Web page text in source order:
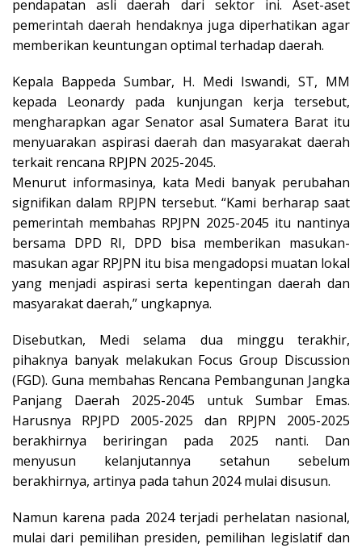
pendapatan asli daerah dari sektor ini. Aset-aset
pemerintah daerah hendaknya juga diperhatikan agar
memberikan keuntungan optimal terhadap daerah.
Kepala Bappeda Sumbar, H. Medi Iswandi, ST, MM
kepada Leonardy pada kunjungan kerja tersebut,
mengharapkan agar Senator asal Sumatera Barat itu
menyuarakan aspirasi daerah dan masyarakat daerah
terkait rencana RPJPN 2025-2045.
Menurut informasinya, kata Medi banyak perubahan
signifikan dalam RPJPN tersebut. “Kami berharap saat
pemerintah membahas RPJPN 2025-2045 itu nantinya
bersama DPD RI, DPD bisa memberikan masukan-
masukan agar RPJPN itu bisa mengadopsi muatan lokal
yang menjadi aspirasi serta kepentingan daerah dan
masyarakat daerah,” ungkapnya.
Disebutkan, Medi selama dua minggu terakhir,
pihaknya banyak melakukan Focus Group Discussion
(FGD). Guna membahas Rencana Pembangunan Jangka
Panjang Daerah 2025-2045 untuk Sumbar Emas.
Harusnya RPJPD 2005-2025 dan RPJPN 2005-2025
berakhirnya beriringan pada 2025 nanti. Dan
menyusun kelanjutannya setahun sebelum
berakhirnya, artinya pada tahun 2024 mulai disusun.
Namun karena pada 2024 terjadi perhelatan nasional,
mulai dari pemilihan presiden, pemilihan legislatif dan